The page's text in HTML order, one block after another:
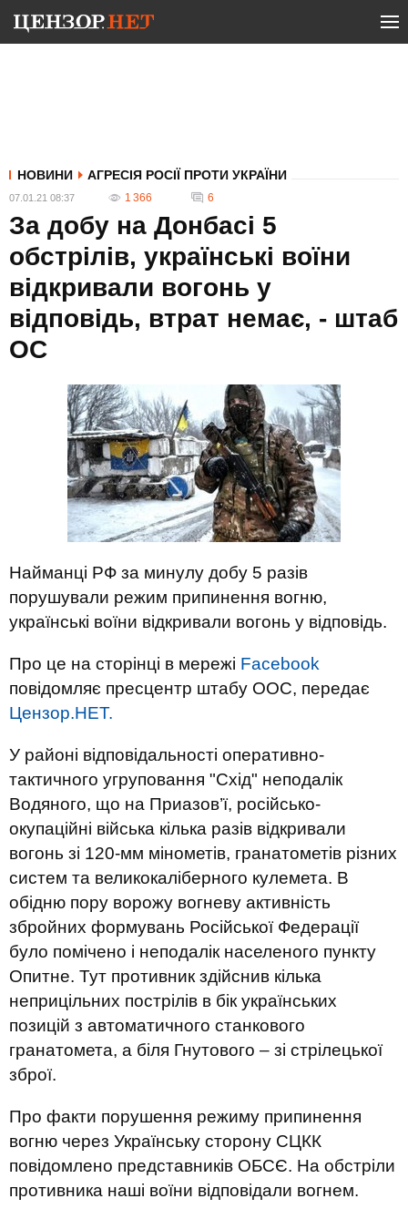
НОВИНИ АГРЕСІЯ РОСІЇ ПРОТИ УКРАЇНИ
07.01.21 08:37 1 366 6
За добу на Донбасі 5
обстрілів, українські воїни
відкривали вогонь у
відповідь, втрат немає, - штаб
ОС
Найманці РФ за минулу добу 5 разів
порушували режим припинення вогню,
українські воїни відкривали вогонь у відповідь.
Про це на сторінці в мережі Facebook
повідомляє пресцентр штабу ООС, передає
Цензор.НЕТ.
У районі відповідальності оперативно-
тактичного угруповання "Схід" неподалік
Водяного, що на Приазов’ї, російсько-
окупаційні війська кілька разів відкривали
вогонь зі 120-мм мінометів, гранатометів різних
систем та великокаліберного кулемета. В
обідню пору ворожу вогневу активність
збройних формувань Російської Федерації
було помічено і неподалік населеного пункту
Опитне. Тут противник здійснив кілька
неприцільних пострілів в бік українських
позицій з автоматичного станкового
гранатомета, а біля Гнутового – зі стрілецької
зброї.
Про факти порушення режиму припинення
вогню через Українську сторону СЦКК
повідомлено представників ОБСЄ. На обстріли
противника наші воїни відповідали вогнем.